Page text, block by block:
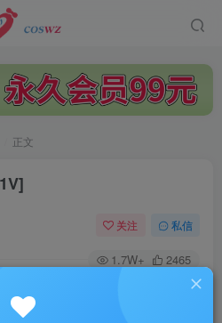
正文
关注 私信
1.7W+ 2465